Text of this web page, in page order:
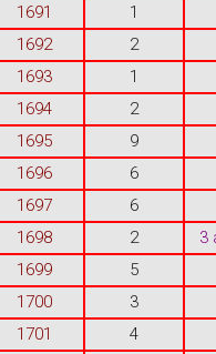
1691
1
1692
2
1693
1
1694
2
1695
9
1696
6
1697
6
1698 2
3
1699
5
1700
3
1701
4